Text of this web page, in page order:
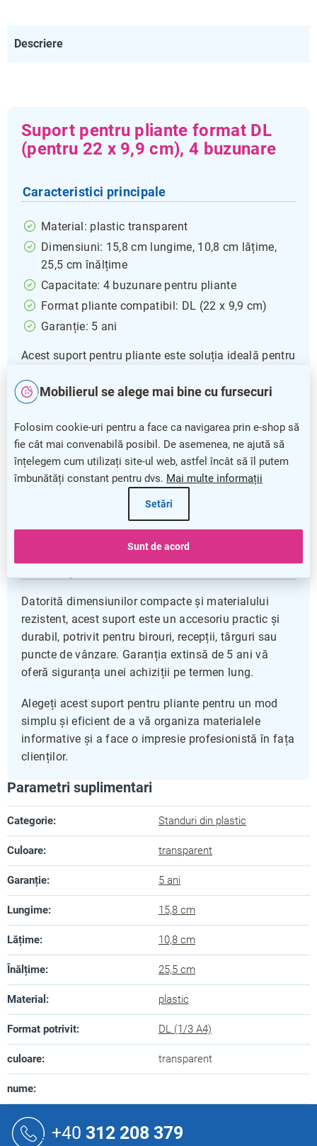
Mobilierul se alege mai bine cu fursecuri
Folosim cookie-uri pentru a face ca navigarea prin e-shop să
fie cât mai convenabilă posibil. De asemenea, ne ajută să
înțelegem cum utilizați site-ul web, astfel încât să îl putem
îmbunătăți constant pentru dvs. Mai multe informații
Setări
Sunt de acord
Descriere
Suport pentru pliante format DL
(pentru 22 x 9,9 cm), 4 buzunare
Caracteristici principale
Material: plastic transparent
Dimensiuni: 15,8 cm lungime, 10,8 cm lățime,
25,5 cm înălțime
Capacitate: 4 buzunare pentru pliante
Format pliante compatibil: DL (22 x 9,9 cm)
Garanție: 5 ani
Acest suport pentru pliante este soluția ideală pentru
promoționale în format DL. Cu cele patru buzunare
separate, vă permite să afișați mai multe tipuri de
pliante sau brosuri, menținându-le ordonate și ușor
accesibile pentru clienți.
Realizat din plastic transparent, suportul oferă o
vizibilitate clară a întregului conținut, ajutându-vă să
atrageți atenția asupra mesajelor dvs. publicitare
fără a compromite estetica spațiului de expunere.
Datorită dimensiunilor compacte și materialului
rezistent, acest suport este un accesoriu practic și
durabil, potrivit pentru birouri, recepții, târguri sau
puncte de vânzare. Garanția extinsă de 5 ani vă
oferă siguranța unei achiziții pe termen lung.
Alegeți acest suport pentru pliante pentru un mod
simplu și eficient de a vă organiza materialele
informative și a face o impresie profesionistă în fața
clienților.
Parametri suplimentari
Categorie: Standuri din plastic
Culoare: transparent
Garanție: 5 ani
Lungime: 15,8 cm
Lățime: 10,8 cm
Înălțime: 25,5 cm
Material : plastic
Format potrivit: DL (1/3 A4)
culoare: transparent
nume:
+40 312 208 379